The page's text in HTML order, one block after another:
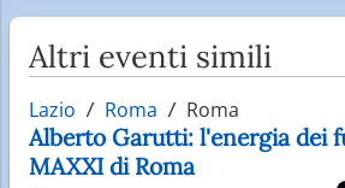
Altri eventi simili
Lazio Roma Roma
Alberto Garutti: l'energia dei
MAXXI di Roma